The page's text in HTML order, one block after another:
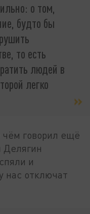
о том,
будто бы
то есть
людей в
легко
говорил ещё
Делягин
и
нас отключат